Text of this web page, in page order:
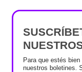
Para que estés
nuestros boletines.